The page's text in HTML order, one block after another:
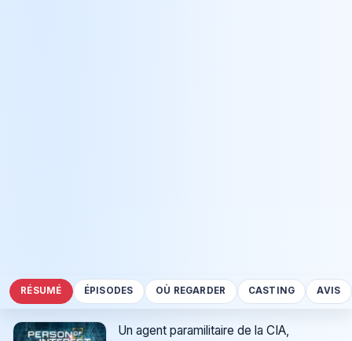
RÉSUMÉ ÉPISODES OÙ REGARDER CASTING AVIS
Un agent paramilitaire de la CIA,